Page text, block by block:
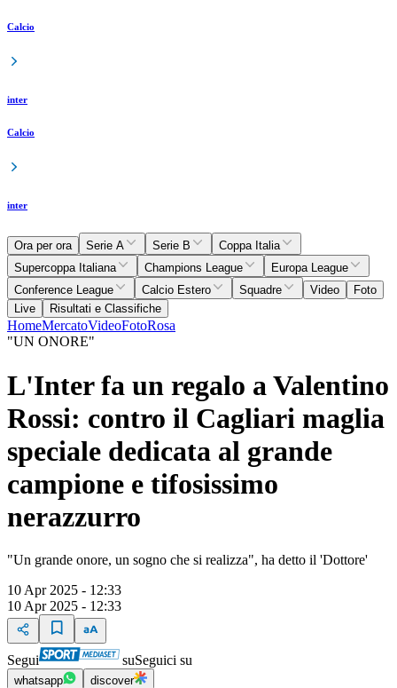
Calcio
inter
Calcio
inter
Ora per ora Serie A Serie B
Coppa Italia
Supercoppa Italiana
Champions League
Europa League
Conference League
Calcio Estero Squadre Video
Foto
Live
Risultati e Classifiche
HomeMercatoVideoFotoRosa
"UN ONORE"
L'Inter fa un regalo a Valentino
Rossi: contro il Cagliari maglia
speciale dedicata al grande
campione e tifosissimo
nerazzurro
"Un grande onore, un sogno che si realizza", ha detto il 'Dottore'
10 Apr 2025 - 12:33
10 Apr 2025 - 12:33
Segui suSeguici su
whatsapp discover